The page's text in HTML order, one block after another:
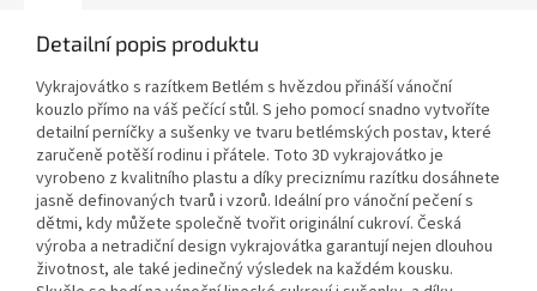
Detailní popis produktu
Vykrajovátko s razítkem Betlém s hvězdou přináší vánoční
kouzlo přímo na váš pečící stůl. S jeho pomocí snadno vytvoříte
detailní perníčky a sušenky ve tvaru betlémských postav, které
zaručeně potěší rodinu i přátele. Toto 3D vykrajovátko je
vyrobeno z kvalitního plastu a díky preciznímu razítku dosáhnete
jasně definovaných tvarů i vzorů. Ideální pro vánoční pečení s
dětmi, kdy můžete společně tvořit originální cukroví. Česká
výroba a netradiční design vykrajovátka garantují nejen dlouhou
životnost, ale také jedinečný výsledek na každém kousku.